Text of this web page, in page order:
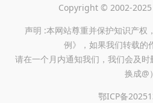
Copyright © 2002-2025
声明 :本网站尊重并保护知识产权
例》，如果我们转载的
请在一个月内通知我们，我们会及
换成@
鄂ICP备